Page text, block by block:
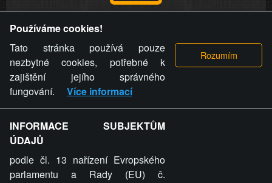
videa a komentáře. Osoba, které se toto opatření provozovatele
stránky týče, ani osoba, která umístila fotografii nebo video na
stránku, nemůže z důvodu odstranění fotografie, videa nebo
komentáře pro výše uvedenou okolnost uplatnit vůči
provozovateli stránky žádný nárok na náhradu škody nebo
nemajetkové újmy.
ZVRÁCENÝ.CZ - Svět není zvrácenej. To jen
ty lidi...
Používáme cookies!
Tato stránka používá pouze
nezbytné cookies, potřebné k
zajištění jejího správného
fungování.
Více informací
INFORMACE SUBJEKTŮM
ÚDAJŮ
podle čl. 13 nařízení Evropského
parlamentu a Rady (EU) č.